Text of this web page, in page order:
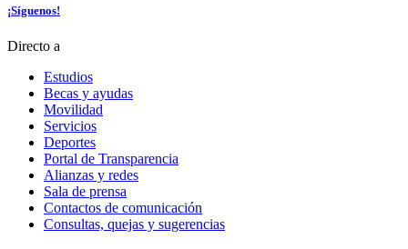
¡Síguenos!
Directo a
Estudios
Becas y ayudas
Movilidad
Servicios
Deportes
Portal de Transparencia
Alianzas y redes
Sala de prensa
Contactos de comunicación
Consultas, quejas y sugerencias